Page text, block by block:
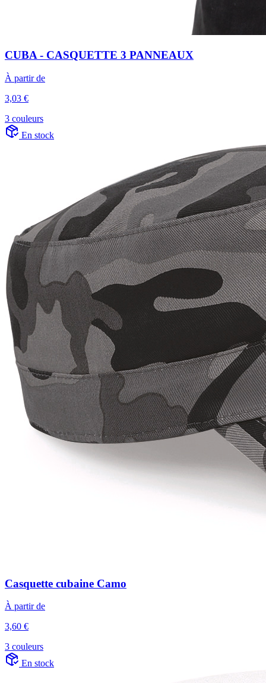
CUBA - CASQUETTE 3 PANNEAUX
À partir de
3,03 €
3 couleurs
En stock
Casquette cubaine Camo
À partir de
3,60 €
3 couleurs
En stock